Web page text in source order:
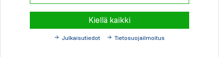
·
Tietosuoja
Kiellä kaikki
Julkaisutiedot Tietosuojailmoitus